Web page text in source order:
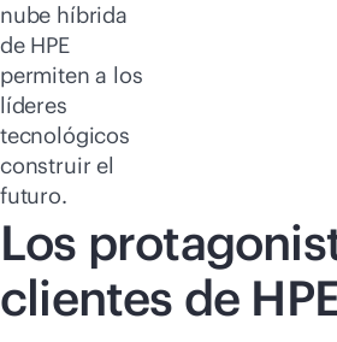
nube híbrida
de HPE
permiten a los
líderes
tecnológicos
construir el
futuro.
Los
clientes de